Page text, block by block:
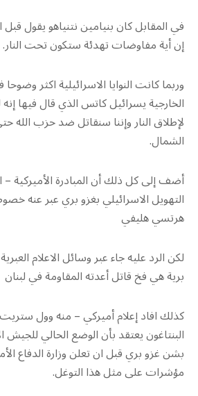
في المقابل كان بنيامين نتنياهو يقول
إن أية مفاوضات تهدئة ستكون تحت النار.
وربما كانت النوايا الاسرائيلية اكثر
الخارجية يسرائيل كاتس الذي قال فيها
لإطلاق النار وإننا سنقاتل ضد حزب الله
الشمال.
أضف إلى كل ذلك أن المبادرة الأميركية
التهويل الاسرائيلي بغزو بري عبر عنه
هرتسي هليفي
لكن الرد عليه جاء عبر وسائل الاعلام
برية هي فخ قاتل أعدته المقاومة في لبنان
كذلك افاد إعلام أميركي – منه وول
البنتاغون يعتقد بأن الوضع الحالي للجيش
بشن غزو بري قبل ان تعلن وزارة الدفاع
مؤشرات على مثل هذا التوغل.